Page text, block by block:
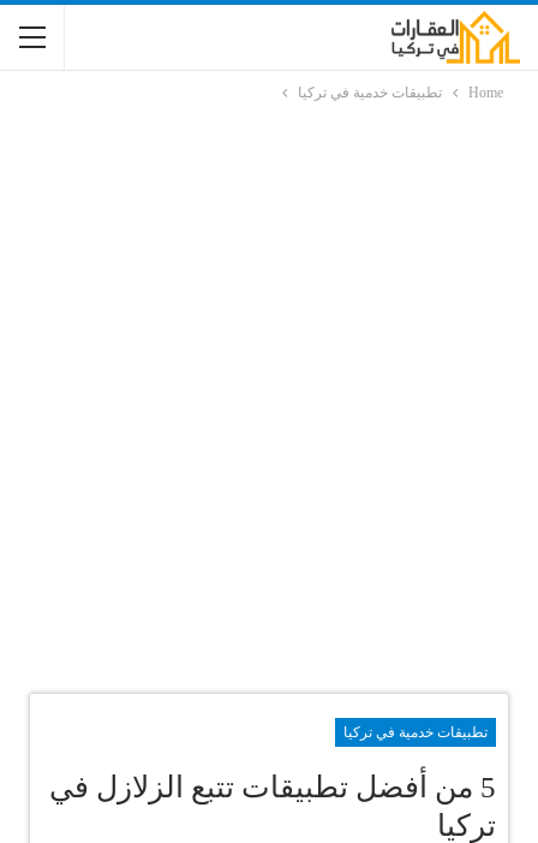
Home تطبيقات خدمية في تركيا
تطبيقات خدمية في تركيا
5 من أفضل تطبيقات تتبع الزلازل في
تركيا